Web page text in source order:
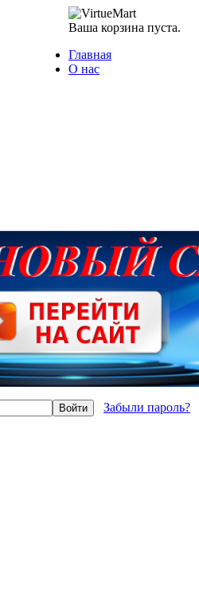
Ваша корзина пуста.
Главная
О нас
Забыли пароль?